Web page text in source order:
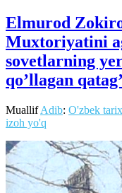
Elmurod
Muxtoriyatini
sovetlarning
qo’llagan
MuallifAdib: O'zbek
izoh yo'q